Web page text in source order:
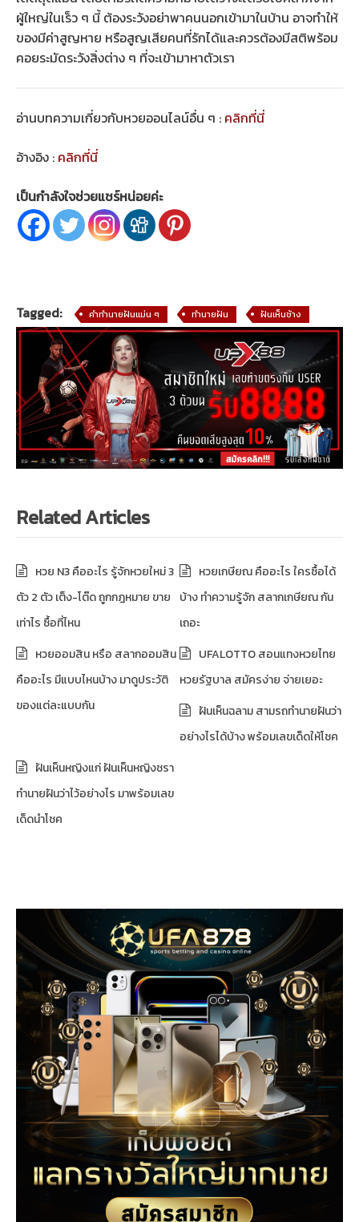
ผู้ใหญ่ในเร็ว ๆ นี้ ต้องระวังอย่าพาคนนอกเข้ามาในบ้าน อาจทำให้
ของมีค่าสูญหาย หรือสูญเสียคนที่รักได้และควรต้องมีสติพร้อม
คอยระมัดระวังสิ่งต่าง ๆ ที่จะเข้ามาหาตัวเรา
อ่านบทความเกี่ยวกับหวยออนไลน์อื่น ๆ : คลิกที่นี่
อ้างอิง : คลิกที่นี่
เป็นกำลังใจช่วยแชร์หน่อยค่ะ
Tagged: คำทำนายฝันแม่น ๆ ทำนายฝัน ฝันเห็นช้าง
Related Articles
หวย N3 คืออะไร รู้จักหวยใหม่ 3
ตัว 2 ตัว เต็ง-โต๊ด ถูกกฎหมาย ขาย
เท่าไร ซื้อที่ไหน
หวยเกษียณ คืออะไร ใครซื้อได้
บ้าง ทำความรู้จัก สลากเกษียณ กัน
เถอะ
หวยออมสิน หรือ สลากออมสิน
คืออะไร มีแบบไหนบ้าง มาดูประวัติ
ของแต่ละแบบกัน
UFALOTTO สอนแทงหวยไทย
หวยรัฐบาล สมัครง่าย จ่ายเยอะ
ฝันเห็นฉลาม สามรถทำนายฝันว่า
อย่างไรได้บ้าง พร้อมเลขเด็ดให้โชค
ฝันเห็นหญิงแก่ ฝันเห็นหญิงชรา
ทำนายฝันว่าไว้อย่างไร มาพร้อมเลข
เด็ดนำโชค